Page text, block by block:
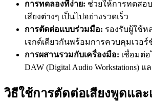
การทดลองที่ง่าย: ช่วยให้การทดสอ
เสียงต่างๆ เป็นไปอย่างรวดเร็ว
การตัดต่อแบบร่วมมือ: รองรับผู้ใช้ห
เจกต์เดียวกันพร้อมการควบคุมเวอร์
การผสานรวมกับเครื่องมือ: เชื่อมต่
DAW (Digital Audio Workstations)
วิธีใช้การตัดต่อเสียงพูดและ